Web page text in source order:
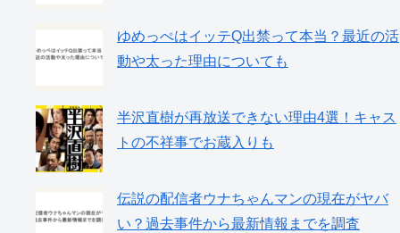
ゆめっぺはイッテQ出禁って本当？最近の活
動や太った理由についても
半沢直樹が再放送できない理由4選！キャス
トの不祥事でお蔵入りも
伝説の配信者ウナちゃんマンの現在がヤバ
い？過去事件から最新情報までを調査